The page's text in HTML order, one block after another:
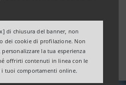
di chiusura del banner, non
dei cookie di profilazione. Non
la tua esperienza
offrirti contenuti in linea con le
i tuoi comportamenti online.